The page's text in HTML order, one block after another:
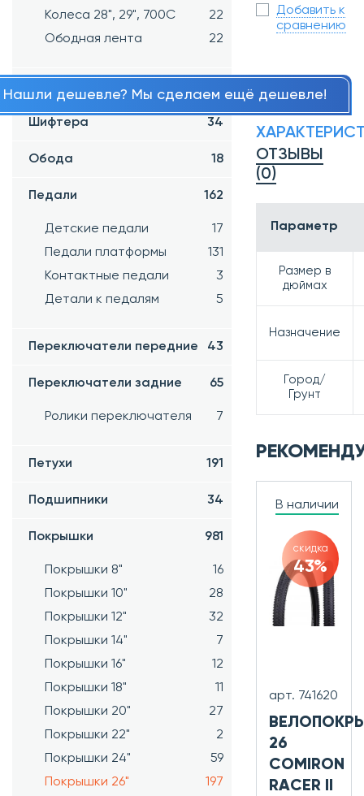
Колеса 28", 29", 700С
22
Ободная лента
22
Шифтера 34
Обода 18
Педали 162
Детские педали
17
Педали платформы
131
Контактные педали
3
Детали к педалям
5
Переключатели передние 43
Переключатели задние 65
Ролики переключателя 7
Петухи 191
Подшипники 34
Покрышки 981
Покрышки 8"
16
Покрышки 10"
28
Покрышки 12"
32
Покрышки 14"
7
Покрышки 16"
12
Покрышки 18"
11
Покрышки 20"
27
Покрышки 22"
2
Покрышки 24"
59
Покрышки 26"
197
Добавить к
сравнению
Нашли дешевле? Мы сделаем ещё дешевле!
ОТЗЫВЫ
(0)
Параметр
Размер в
дюймах
Назначение
Город/
Грунт
В наличии
скидка
43%
арт. 741620
26
COMIRON
RACER II